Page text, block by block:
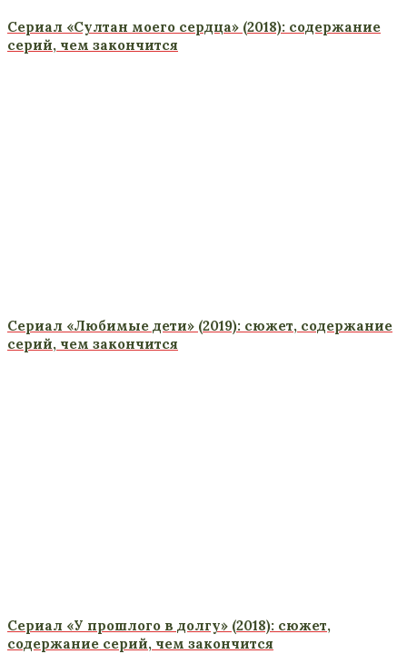
Сериал «Султан моего сердца» (2018): содержание
серий, чем закончится
Сериал «Любимые дети» (2019): сюжет, содержание
серий, чем закончится
Сериал «У прошлого в долгу» (2018): сюжет,
содержание серий, чем закончится